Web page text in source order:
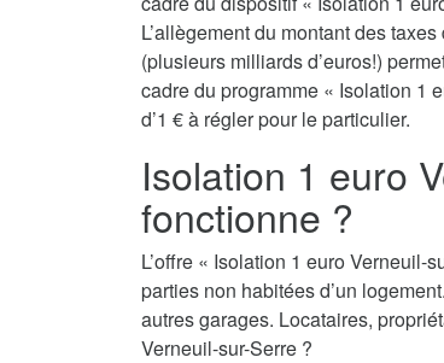
L’allègement du montant des
(plusieurs milliards d’euros!)
cadre du programme « Isolation 1
d’1 € à régler pour le particulier.
Isolation 1 euro
fonctionne ?
L’offre « Isolation 1 euro Verneuil-
parties non habitées d’un
autres garages. Locataires,
Verneuil-sur-Serre ?